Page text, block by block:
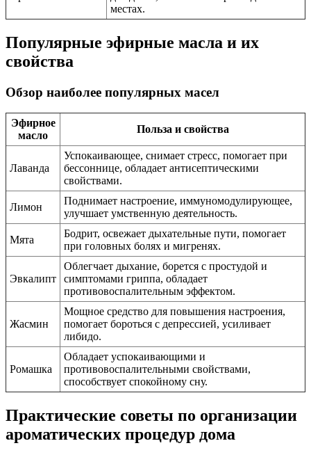
местах.
Популярные эфирные масла и их
свойства
Обзор наиболее популярных масел
Эфирное
масло
Польза и свойства
Лаванда
Успокаивающее, снимает стресс, помогает при
бессоннице, обладает антисептическими
свойствами.
Лимон
Поднимает настроение, иммуномодулирующее,
улучшает умственную деятельность.
Мята
Бодрит, освежает дыхательные пути, помогает
при головных болях и мигренях.
Эвкалипт
Облегчает дыхание, борется с простудой и
симптомами гриппа, обладает
противовоспалительным эффектом.
Жасмин
Мощное средство для повышения настроения,
помогает бороться с депрессией, усиливает
либидо.
Ромашка
Обладает успокаивающими и
противовоспалительными свойствами,
способствует спокойному сну.
Практические советы по организации
ароматических процедур дома